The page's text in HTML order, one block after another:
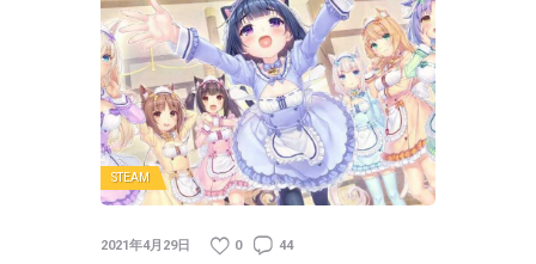
STEAM
2021年4月29日 0 44